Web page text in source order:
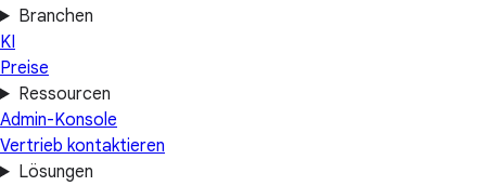
Branchen
KI
Preise
Ressourcen
Admin-Konsole
Vertrieb kontaktieren
Lösungen